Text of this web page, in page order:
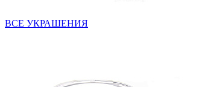
ВСЕ УКРАШЕНИЯ